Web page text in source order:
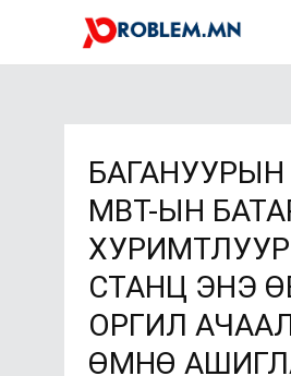
БАГАНУУРЫН
МВТ-ЫН
СТАНЦ ЭНЭ
ОРГИЛ
ӨМНӨ